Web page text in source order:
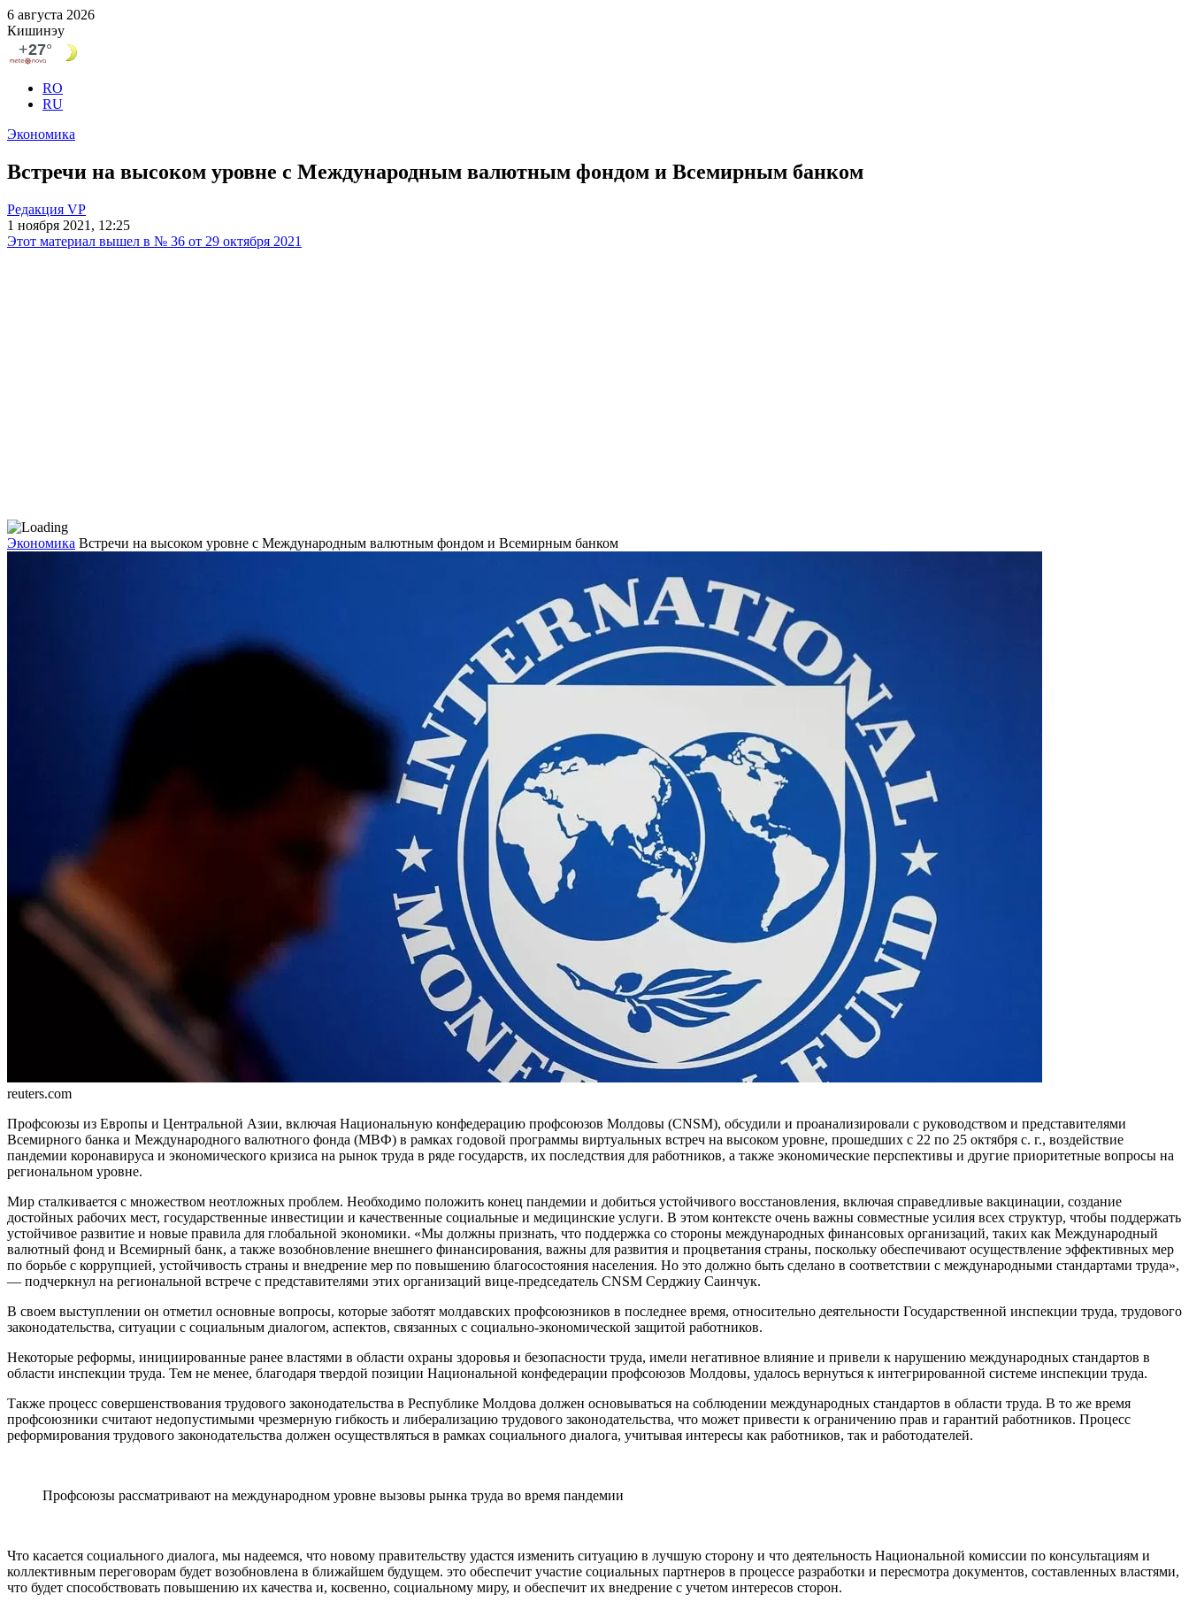
6 августа 2026
Кишинэу
RO
RU
Экономика
Встречи на высоком уровне с Международным валютным фондом и Всемирным банком
Редакция VP
1 ноября 2021, 12:25
Этот материал вышел в № 36 от 29 октября 2021
Экономика Встречи на высоком уровне с Международным валютным фондом и Всемирным банком
reuters.com
Профсоюзы из Европы и Цен­тральной Азии, включая Нацио­нальную конфедерацию профсою­зов Молдовы (CNSM), обсудили и проанализировали с руководством и представителями
Всемирного банка и Международного валют­ного фонда (МВФ) в рамках годо­вой программы виртуальных встреч на высоком уровне, прошедших с 22 по 25 октября с. г., воздействие
пандемии коронавируса и эконо­мического кризиса на рынок труда в ряде государств, их последствия для работников, а также экономи­ческие перспективы и другие при­оритетные вопросы на
региональ­ном уровне.
Мир сталкивается с множест­вом неотложных проблем. Необхо­димо положить конец пандемии и добиться устойчивого восстановле­ния, включая справедливые вакци­нации, создание
достойных рабо­чих мест, государственные инвести­ции и качественные социальные и медицинские услуги. В этом контек­сте очень важны совместные уси­лия всех структур, чтобы поддержать
устойчивое развитие и новые правила для глобальной экономики. «Мы должны признать, что поддержка со стороны международных финансовых организаций, таких как Международный
валютный фонд и Всемирный банк, а также возоб­новление внешнего финансирова­ния, важны для развития и процве­тания страны, поскольку обеспе­чивают осуществление эффектив­ных мер
по борьбе с коррупцией, устойчивость страны и внедрение мер по повышению благосостоя­ния населения. Но это должно быть сделано в соответствии с междуна­родными стандартами труда»,
— под­черкнул на региональной встрече с представителями этих организаций вице-председатель CNSM Серджиу Саинчук.
В своем выступлении он отметил основные вопросы, которые забо­тят молдавских профсоюзников в последнее время, относительно деятельности Государственной инспекции труда, трудового
законо­дательства, ситуации с социальным диалогом, аспектов, связанных с социально-экономической защитой работников.
Некоторые реформы, инициированные ранее властями в области охраны здоровья и безопасности труда, имели негативное влия­ние и привели к нарушению международных стандартов в
области инспекции труда. Тем не менее, благодаря твердой позиции Нацио­нальной конфедерации профсоюзов Молдовы, удалось вернуться к интегрированной системе инспекции труда.
Также процесс совершенствования трудового законодательства в Республике Молдова должен основываться на соблюдении меж­дународных стандартов в области труда. В то же время
профсоюз­ники считают недопустимыми чрезмерную гибкость и либерализа­цию трудового законодательства, что может привести к ограниче­нию прав и гарантий работников. Процесс
реформирования трудо­вого законодательства должен осуществляться в рамках социаль­ного диалога, учитывая интересы как работников, так и работода­телей.
Профсоюзы рассматривают на международном уровне вызовы рынка труда во время пандемии
Что касается социального диалога, мы надеемся, что новому правительству удастся изменить ситуацию в лучшую сторону и что деятельность Национальной комиссии по консультациям и
коллек­тивным переговорам будет возобновлена в ближайшем будущем. это обеспечит участие социальных партнеров в процессе разра­ботки и пересмотра документов, составленных властями,
что будет способствовать повышению их качества и, косвенно, социальному миру, и обеспечит их внедрение с учетом интересов сторон.